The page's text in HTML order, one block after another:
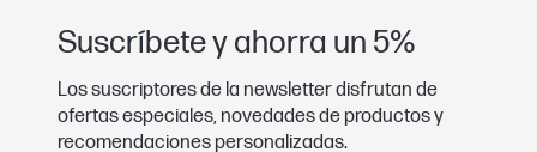
Suscríbete y ahorra un 5%
Los suscriptores de la newsletter disfrutan de
ofertas especiales, novedades de productos y
recomendaciones personalizadas.